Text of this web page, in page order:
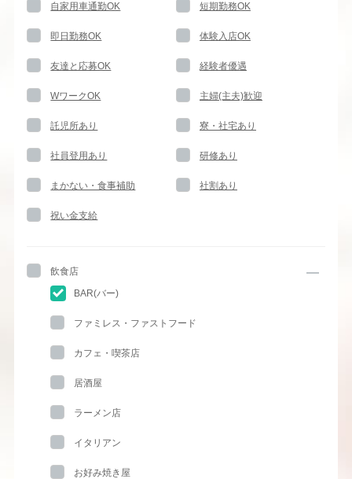
自家用車通勤OK 短期勤務OK
即日勤務OK 体験入店OK
友達と応募OK 経験者優遇
WワークOK 主婦(主夫)歓迎
託児所あり 寮・社宅あり
社員登用あり 研修あり
まかない・食事補助 社割あり
祝い金支給
飲食店
BAR(バー)
ファミレス・ファストフード
カフェ・喫茶店
居酒屋
ラーメン店
イタリアン
お好み焼き屋